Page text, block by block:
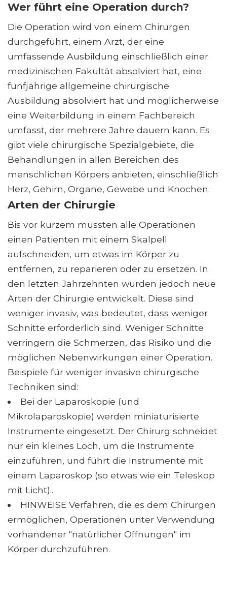
Wer führt eine Operation durch?
Die Operation wird von einem Chirurgen
durchgeführt, einem Arzt, der eine
umfassende Ausbildung einschließlich einer
medizinischen Fakultät absolviert hat, eine
fünfjährige allgemeine chirurgische
Ausbildung absolviert hat und möglicherweise
eine Weiterbildung in einem Fachbereich
umfasst, der mehrere Jahre dauern kann. Es
gibt viele chirurgische Spezialgebiete, die
Behandlungen in allen Bereichen des
menschlichen Körpers anbieten, einschließlich
Herz, Gehirn, Organe, Gewebe und Knochen.
Arten der Chirurgie
Bis vor kurzem mussten alle Operationen
einen Patienten mit einem Skalpell
aufschneiden, um etwas im Körper zu
entfernen, zu reparieren oder zu ersetzen. In
den letzten Jahrzehnten wurden jedoch neue
Arten der Chirurgie entwickelt. Diese sind
weniger invasiv, was bedeutet, dass weniger
Schnitte erforderlich sind. Weniger Schnitte
verringern die Schmerzen, das Risiko und die
möglichen Nebenwirkungen einer Operation.
Beispiele für weniger invasive chirurgische
Techniken sind:
Bei der Laparoskopie (und
Mikrolaparoskopie) werden miniaturisierte
Instrumente eingesetzt. Der Chirurg schneidet
nur ein kleines Loch, um die Instrumente
einzuführen, und führt die Instrumente mit
einem Laparoskop (so etwas wie ein Teleskop
mit Licht)..
HINWEISE Verfahren, die es dem Chirurgen
ermöglichen, Operationen unter Verwendung
vorhandener "natürlicher Öffnungen" im
Körper durchzuführen.